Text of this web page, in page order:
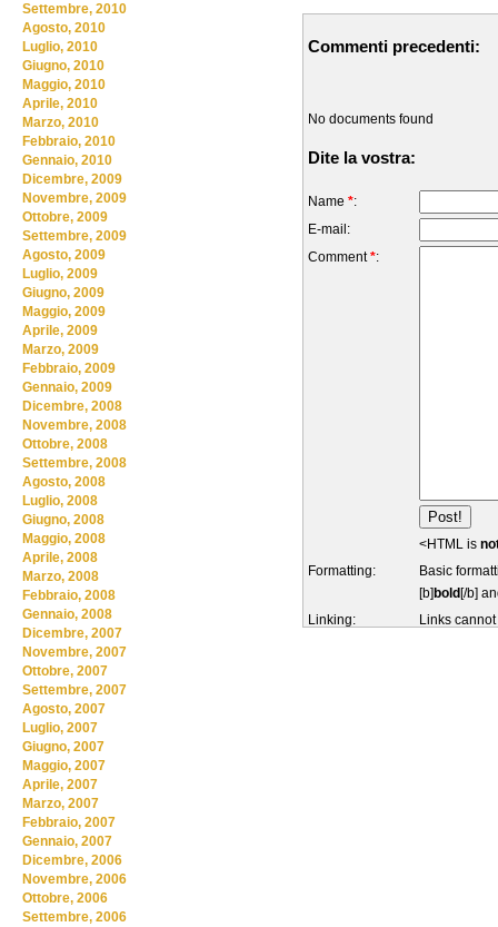
Commenti precedenti:
No documents found
Dite la vostra:
Name *:
E-mail:
Comment*:
<HTML is
Formatting:
Basic
[b] bold [/b]
Linking:
Links
Settembre, 2010
Agosto, 2010
Luglio, 2010
Giugno, 2010
Maggio, 2010
Aprile, 2010
Marzo, 2010
Febbraio, 2010
Gennaio, 2010
Dicembre, 2009
Novembre, 2009
Ottobre, 2009
Settembre, 2009
Agosto, 2009
Luglio, 2009
Giugno, 2009
Maggio, 2009
Aprile, 2009
Marzo, 2009
Febbraio, 2009
Gennaio, 2009
Dicembre, 2008
Novembre, 2008
Ottobre, 2008
Settembre, 2008
Agosto, 2008
Luglio, 2008
Giugno, 2008
Maggio, 2008
Aprile, 2008
Marzo, 2008
Febbraio, 2008
Gennaio, 2008
Dicembre, 2007
Novembre, 2007
Ottobre, 2007
Settembre, 2007
Agosto, 2007
Luglio, 2007
Giugno, 2007
Maggio, 2007
Aprile, 2007
Marzo, 2007
Febbraio, 2007
Gennaio, 2007
Dicembre, 2006
Novembre, 2006
Ottobre, 2006
Settembre, 2006